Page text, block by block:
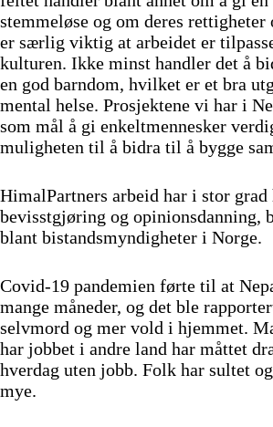
stemmeløse og om deres rettigheter
er særlig viktig at arbeidet er
kulturen. Ikke minst handler det å
en god barndom, hvilket er et bra
mental helse. Prosjektene vi har i
som mål å gi enkeltmennesker
muligheten til å bidra til å bygge
HimalPartners arbeid har i stor grad
bevisstgjøring og opinionsdanning,
blant bistandsmyndigheter i Norge.
Covid-19 pandemien førte til at
mange måneder, og det ble
selvmord og mer vold i hjemmet.
har jobbet i andre land har måttet
hverdag uten jobb. Folk har sultet
mye.